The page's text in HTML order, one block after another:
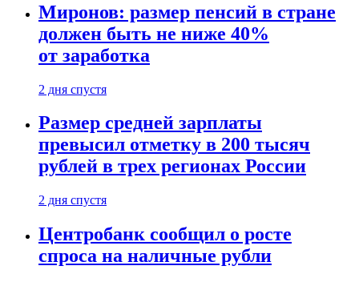
Миронов: размер пенсий в стране
должен быть не ниже 40%
от заработка
2 дня спустя
Размер средней зарплаты
превысил отметку в 200 тысяч
рублей в трех регионах России
2 дня спустя
Центробанк сообщил о росте
спроса на наличные рубли